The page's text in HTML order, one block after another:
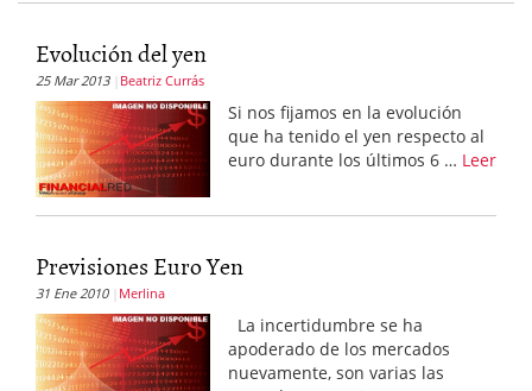
Evolución del yen
25 Mar 2013 Beatriz Currás
Si nos fijamos en la evolución
que ha tenido el yen respecto al
euro durante los últimos 6 … Leer
Previsiones Euro Yen
31 Ene 2010 Merlina
La incertidumbre se ha
apoderado de los mercados
nuevamente, son varias las